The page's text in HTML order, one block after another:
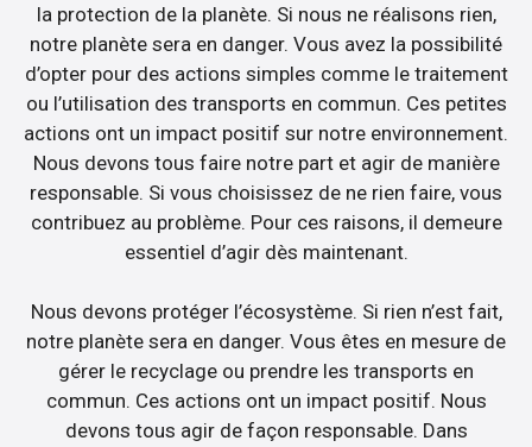
la protection de la planète. Si nous ne réalisons rien,
notre planète sera en danger. Vous avez la possibilité
d’opter pour des actions simples comme le traitement
ou l’utilisation des transports en commun. Ces petites
actions ont un impact positif sur notre environnement.
Nous devons tous faire notre part et agir de manière
responsable. Si vous choisissez de ne rien faire, vous
contribuez au problème. Pour ces raisons, il demeure
essentiel d’agir dès maintenant.
Nous devons protéger l’écosystème. Si rien n’est fait,
notre planète sera en danger. Vous êtes en mesure de
gérer le recyclage ou prendre les transports en
commun. Ces actions ont un impact positif. Nous
devons tous agir de façon responsable. Dans